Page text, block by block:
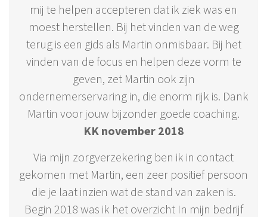
mij te helpen accepteren dat ik ziek was en
moest herstellen. Bij het vinden van de weg
terug is een gids als Martin onmisbaar. Bij het
vinden van de focus en helpen deze vorm te
geven, zet Martin ook zijn
ondernemerservaring in, die enorm rijk is. Dank
Martin voor jouw bijzonder goede coaching.
KK november 2018
Via mijn zorgverzekering ben ik in contact
gekomen met Martin, een zeer positief persoon
die je laat inzien wat de stand van zaken is.
Begin 2018 was ik het overzicht In mijn bedrijf